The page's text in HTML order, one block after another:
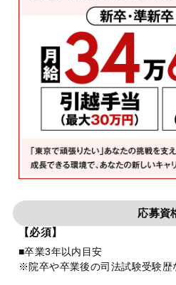
応募資
【必須】
■卒業3年以内目安
※院卒や卒業後の司法試験受験歴